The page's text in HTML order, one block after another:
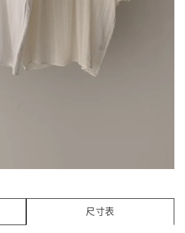
尺寸表